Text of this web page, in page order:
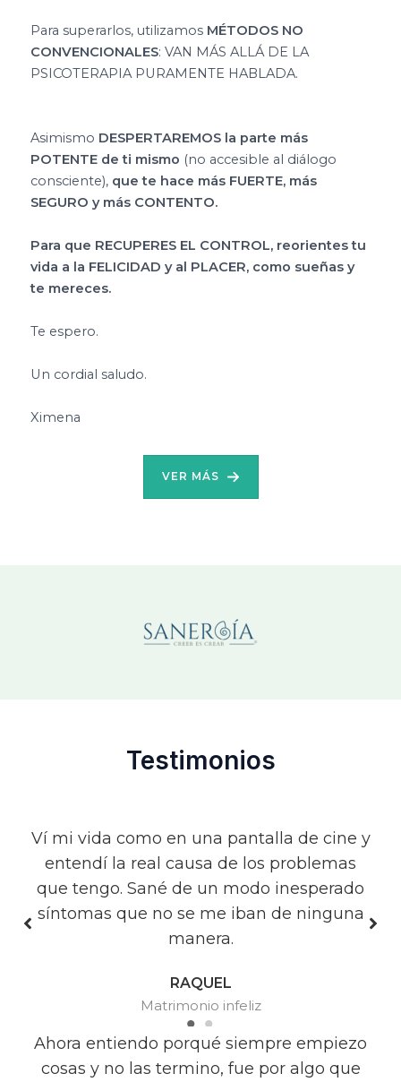
Para superarlos, utilizamos MÉTODOS NO
CONVENCIONALES: VAN MÁS ALLÁ DE LA
PSICOTERAPIA PURAMENTE HABLADA.
Asimismo DESPERTAREMOS la parte más
POTENTE de ti mismo (no accesible al diálogo
consciente), que te hace más FUERTE, más
SEGURO y más CONTENTO.
Para que RECUPERES EL CONTROL, reorientes tu
vida a la FELICIDAD y al PLACER, como sueñas y
te mereces.
Te espero.
Un cordial saludo.
Ximena
VER MÁS
Testimonios
Ví mi vida como en una pantalla de cine y
entendí la real causa de los problemas
que tengo. Sané de un modo inesperado
síntomas que no se me iban de ninguna
manera.
RAQUEL
Matrimonio infeliz
Ahora entiendo porqué siempre empiezo
cosas y no las termino, fue por algo que